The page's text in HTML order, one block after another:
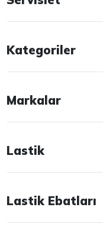
Kategoriler
Markalar
Lastik
Lastik Ebatları